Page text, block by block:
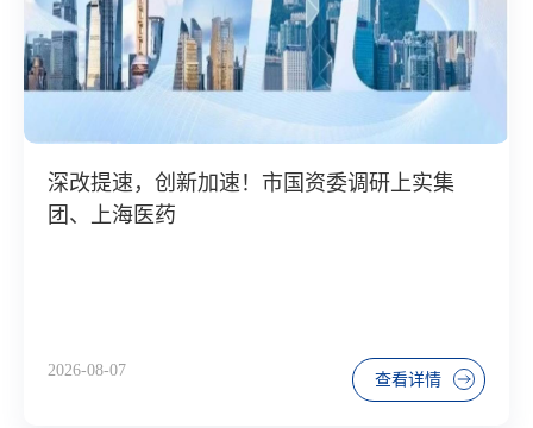
深改提速，创新加速！市国资委调研上实集
团、上海医药
2026-08-07
查看详情